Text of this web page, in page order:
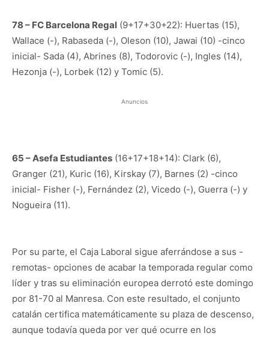
78 – FC Barcelona Regal (9+17+30+22): Huertas (15),
Wallace (-), Rabaseda (-), Oleson (10), Jawai (10) -cinco
inicial- Sada (4), Abrines (8), Todorovic (-), Ingles (14),
Hezonja (-), Lorbek (12) y Tomic (5).
Anuncios
65 – Asefa Estudiantes (16+17+18+14): Clark (6),
Granger (21), Kuric (16), Kirskay (7), Barnes (2) -cinco
inicial- Fisher (-), Fernández (2), Vicedo (-), Guerra (-) y
Nogueira (11).
Por su parte, el Caja Laboral sigue aferrándose a sus -
remotas- opciones de acabar la temporada regular como
líder y tras su eliminación europea derrotó este domingo
por 81-70 al Manresa. Con este resultado, el conjunto
catalán certifica matemáticamente su plaza de descenso,
aunque todavía queda por ver qué ocurre en los